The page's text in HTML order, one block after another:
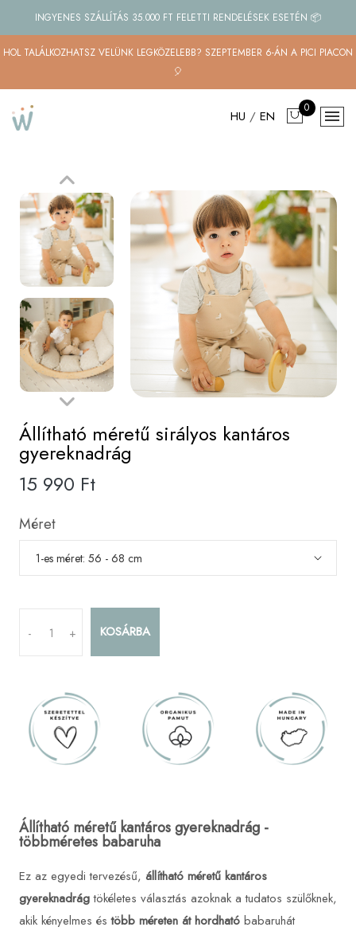
INGYENES SZÁLLÍTÁS 35.000 FT FELETTI RENDELÉSEK ESETÉN 📦
HOL TALÁLKOZHATSZ VELÜNK LEGKÖZELEBB? SZEPTEMBER 6-ÁN A PICI PIACON
🎈
HU / EN 0
Állítható méretű sirályos kantáros
gyereknadrág
15 990 Ft
Méret
- + KOSÁRBA
Állítható méretű kantáros gyereknadrág -
többméretes babaruha
Ez az egyedi tervezésű, állítható méretű kantáros
gyereknadrágtökéletes választás azoknak a tudatos szülőknek,
akik kényelmes éstöbb méreten át hordható babaruhát